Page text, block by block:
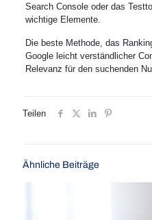
Search Console oder das
wichtige Elemente.
Die beste Methode, das
Google leicht verständlicher
Relevanz für den suchenden
Teilen
Ähnliche Beiträge